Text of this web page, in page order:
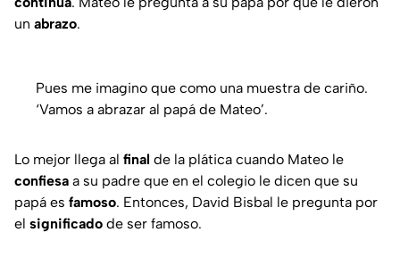
un abrazo.
Pues me imagino que como una muestra de cariño.
‘Vamos a abrazar al papá de Mateo’.
Lo mejor llega al final de la plática cuando Mateo le
confiesa a su padre que en el colegio le dicen que su
papá es famoso. Entonces, David Bisbal le pregunta por
el significado de ser famoso.